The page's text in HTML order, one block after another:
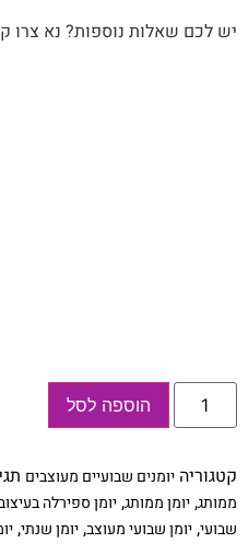
יש לכם שאלות נוספות? נא צרו קשר עם
כמות
יומן
אמנותי
לשנת
2026/27
הוספה לסל
קטגוריה יומנים שבועיים מעוצבים
ממותג,יומן ממותג,יומן ספירלה
שבועי,יומן שבועי מעוצב,יומן שנתי,